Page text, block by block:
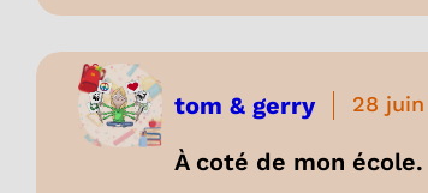
tom & gerry 28
À coté de mon école.